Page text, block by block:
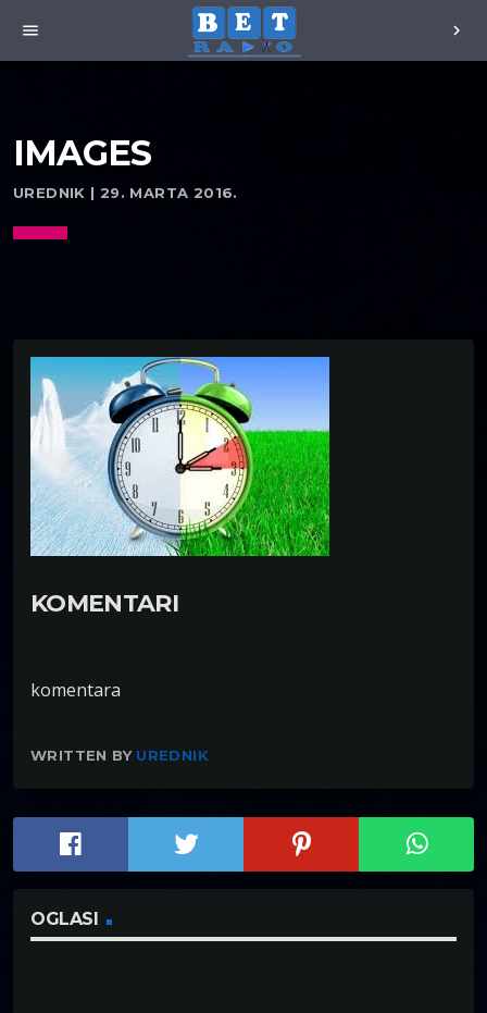
menu chevron_right
IMAGES
UREDNIK | 29. MARTA 2016.
KOMENTARI
komentara
WRITTEN BY UREDNIK
OGLASI